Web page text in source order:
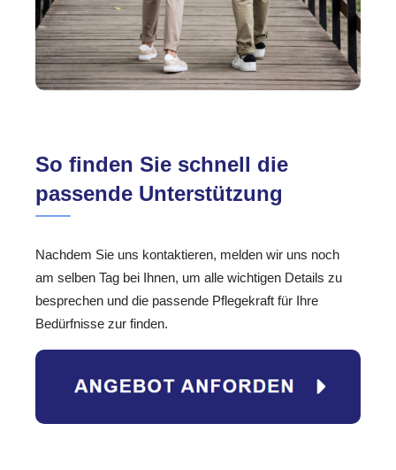
So finden Sie schnell die
passende Unterstützung
Nachdem Sie uns kontaktieren, melden wir uns noch
am selben Tag bei Ihnen, um alle wichtigen Details zu
besprechen und die passende Pflegekraft für Ihre
Bedürfnisse zur finden.